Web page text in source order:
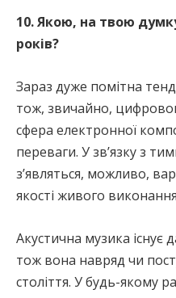
10. Якою, на твою
років?
Зараз дуже помітна
тож, звичайно,
сфера електронної
переваги. У зв’язку з
з’являться, можливо,
якості живого
Акустична музика існує
тож вона навряд чи
століття. У будь-якому